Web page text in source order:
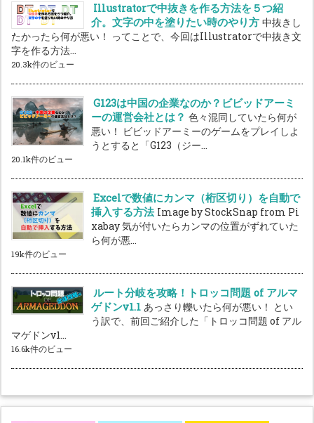
Illustratorで中抜きを作る方法を５つ紹
介。文字の中を塗りたい時のやり方 中抜きし
たかったら何が悪い！ ってことで、今回はIllustratorで中抜き文
字を作る方法...
20.3k件のビュー
G123は中国の企業なのか？ビビッドアーミ
ーの運営会社とは？ 色々混同していたら何が
悪い！ ビビッドアーミーのゲームをプレイしよ
うとすると「G123（ジー...
20.1k件のビュー
Excelで数値にカンマ（桁区切り）を自動で
挿入する方法 Image by StockSnap from Pi
xabay 気が付いたらカンマの位置がずれていた
ら何が悪...
19k件のビュー
ルート分岐を攻略！トロッコ問題 of アルマ
ゲドンv1.1 あっさり轢いたら何が悪い！ とい
う訳で、前回ご紹介した「トロッコ問題 of アル
マゲドンv1...
16.6k件のビュー